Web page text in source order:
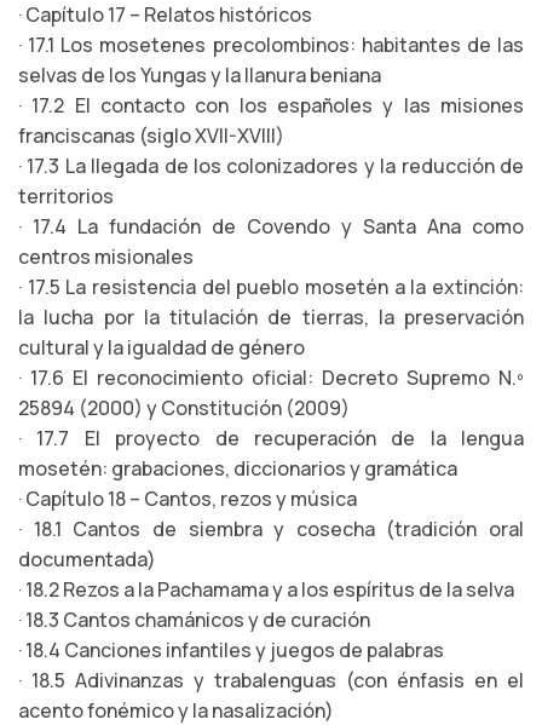
· Capítulo 17 – Relatos históricos
· 17.1 Los mosetenes precolombinos: habitantes de las
selvas de los Yungas y la llanura beniana
· 17.2 El contacto con los españoles y las misiones
franciscanas (siglo XVII-XVIII)
· 17.3 La llegada de los colonizadores y la reducción de
territorios
· 17.4 La fundación de Covendo y Santa Ana como
centros misionales
· 17.5 La resistencia del pueblo mosetén a la extinción:
la lucha por la titulación de tierras, la preservación
cultural y la igualdad de género
· 17.6 El reconocimiento oficial: Decreto Supremo N.º
25894 (2000) y Constitución (2009)
· 17.7 El proyecto de recuperación de la lengua
mosetén: grabaciones, diccionarios y gramática
· Capítulo 18 – Cantos, rezos y música
· 18.1 Cantos de siembra y cosecha (tradición oral
documentada)
· 18.2 Rezos a la Pachamama y a los espíritus de la selva
· 18.3 Cantos chamánicos y de curación
· 18.4 Canciones infantiles y juegos de palabras
· 18.5 Adivinanzas y trabalenguas (con énfasis en el
acento fonémico y la nasalización)